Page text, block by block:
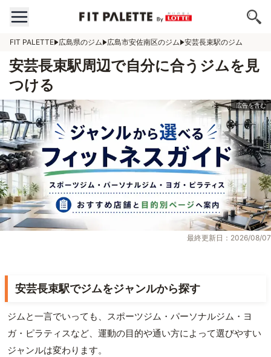
FIT PALETTE 広島県のジム 広島市安佐南区のジム 安芸長束駅のジム
安芸長束駅周辺で自分に合うジムを見
つける
最終更新日：2026/08/07
安芸長束駅でジムをジャンルから探す
ジムと一言でいっても、スポーツジム・パーソナルジム・ヨ
ガ・ピラティスなど、運動の目的や通い方によって選びやすい
ジャンルは変わります。